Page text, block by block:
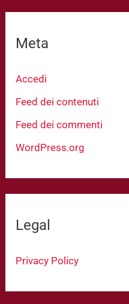
Meta
Accedi
Feed dei contenuti
Feed dei commenti
WordPress.org
Legal
Privacy Policy